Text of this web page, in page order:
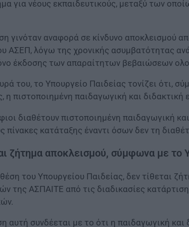
για νέους εκπαιδευτικούς, μεταξύ των
γινόταν αναφορά σε κίνδυνο αποκλεισμού
ΑΣΕΠ, λόγω της χρονικής ασυμβατότητας
έκδοσης των απαραίτητων βεβαιώσεων
του, το Υπουργείο Παιδείας τονίζει ότι,
η πιστοποιημένη παιδαγωγική και
διαθέτουν πιστοποιημένη παιδαγωγική
πίνακες κατάταξης έναντι όσων δεν τη
ζήτημα αποκλεισμού, σύμφωνα με το
του Υπουργείου Παιδείας, δεν τίθεται
της ΑΣΠΑΙΤΕ από τις διαδικασίες
αυτή συνδέεται με το ότι η παιδαγωγική